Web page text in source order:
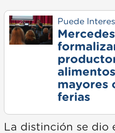
Puede
mayores
ferias
La distinción se dio